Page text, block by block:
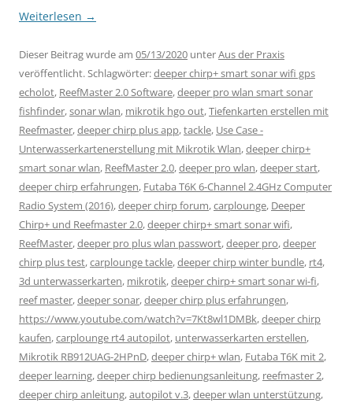
Weiterlesen →
Dieser Beitrag wurde am 05/13/2020 unterAus der Praxis
veröffentlicht. Schlagwörter:deeper chirp+ smart sonar wifi gps
echolot, ReefMaster 2.0 Software,deeper pro wlan smart sonar
fishfinder,sonar wlan, mikrotik hgo out,Tiefenkarten erstellen mit
Reefmaster,deeper chirp plus app,tackle, Use Case -
Unterwasserkartenerstellung mit Mikrotik Wlan,deeper chirp+
smart sonar wlan, ReefMaster 2.0,deeper pro wlan,deeper start,
deeper chirp erfahrungen, Futaba T6K 6-Channel 2.4GHz Computer
Radio System (2016),deeper chirp forum,carplounge, Deeper
Chirp+ und Reefmaster 2.0,deeper chirp+ smart sonar wifi,
ReefMaster,deeper pro plus wlan passwort,deeper pro,deeper
chirp plus test,carplounge tackle,deeper chirp winter bundle, rt4,
3d unterwasserkarten, mikrotik,deeper chirp+ smart sonar wi-fi,
reef master,deeper sonar,deeper chirp plus erfahrungen,
https://www.youtube.com/watch?v=7Kt8wl1DMBk,deeper chirp
kaufen,carplounge rt4 autopilot, unterwasserkarten erstellen,
Mikrotik RB912UAG-2HPnD,deeper chirp+ wlan, Futaba T6K mit 2,
deeper learning,deeper chirp bedienungsanleitung, reefmaster 2,
deeper chirp anleitung,autopilot v.3,deeper wlan unterstützung,